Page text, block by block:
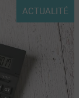
ACTUALITÉ